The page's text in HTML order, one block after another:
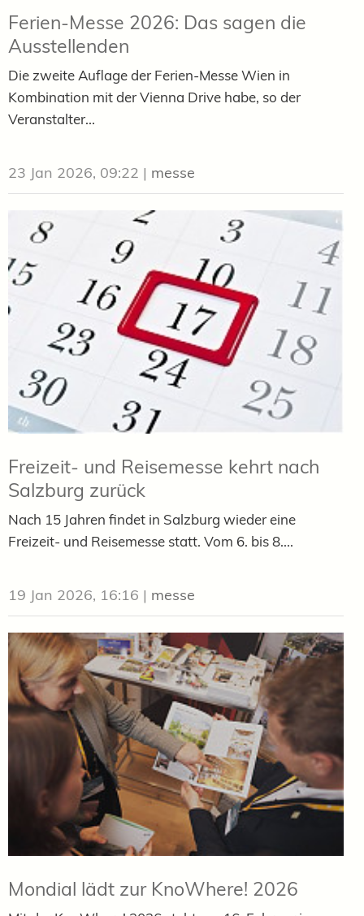
Ferien-Messe 2026: Das sagen die
Ausstellenden
Die zweite Auflage der Ferien-Messe Wien in
Kombination mit der Vienna Drive habe, so der
Veranstalter...
23 Jan 2026, 09:22 | messe
Freizeit- und Reisemesse kehrt nach
Salzburg zurück
Nach 15 Jahren findet in Salzburg wieder eine
Freizeit- und Reisemesse statt. Vom 6. bis 8....
19 Jan 2026, 16:16 | messe
Mondial lädt zur KnoWhere! 2026